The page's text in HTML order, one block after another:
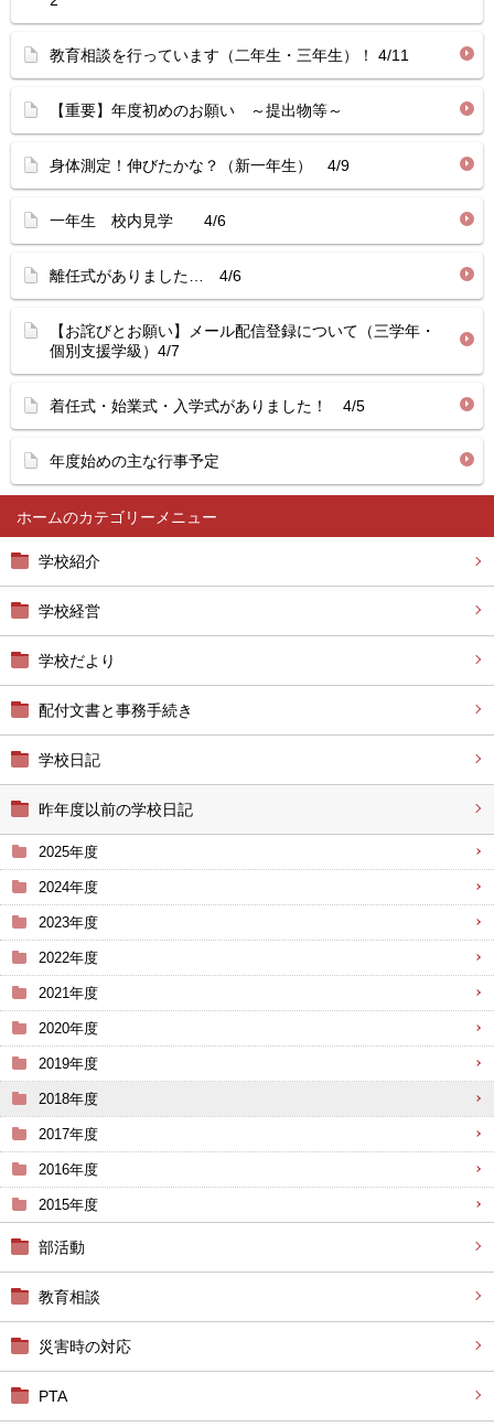
ホーム
学校紹介
学校経営
学校だより
配付文書と事務手続き
学校日記
昨年度以前の学校日記
2025年度
2024年度
2023年度
2022年度
2021年度
2020年度
2019年度
2018年度
2017年度
2016年度
2015年度
部活動
教育相談
災害時の対応
PTA
教育相談を行っています（二年生・三年生）！ 4/11
【重要】年度初めのお願い ～提出物等～
身体測定！伸びたかな？（新一年生） 4/9
一年生 校内見学 4/6
離任式がありました… 4/6
【お詫びとお願い】メール配信登録について（三学年・
個別支援学級）4/7
着任式・始業式・入学式がありました！ 4/5
年度始めの主な行事予定